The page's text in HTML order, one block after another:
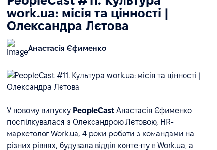
work.ua: місія та цінності |
Олександра Лєтова
Анастасія Єфименко
У новому випуску PeopleCast Анастасія Єфименко
поспілкувалася з Олександрою Лєтовою, HR-
маркетолог Work.ua, 4 роки роботи з командами на
різних рівнях, будувала відділ контенту в Work.ua, а